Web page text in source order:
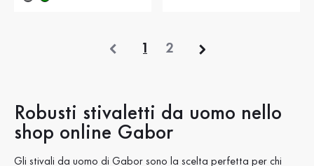
1 2
Robusti stivaletti da uomo nello
shop online Gabor
Gli stivali da uomo di Gabor sono la scelta perfetta per chi